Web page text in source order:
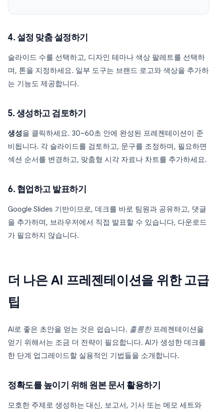
4. 설정 맞춤 설정하기
슬라이드 수를 선택하고, 디자인 테마나 색상 팔레트를 선택하
며, 톤을 지정하세요. 일부 도구는 브랜드 로고와 색상을 추가하
는 기능도 제공합니다.
5. 생성하고 검토하기
생성을 클릭하세요. 30~60초 안에 완성된 프레젠테이션이 준
비됩니다. 각 슬라이드를 검토하고, 문구를 조정하며, 필요하면
섹션 순서를 변경하고, 맞춤형 시각 자료나 차트를 추가하세요.
6. 협업하고 발표하기
Google Slides 기반이므로, 데크를 바로 팀원과 공유하고, 댓글
을 추가하며, 브라우저에서 직접 발표할 수 있습니다, 다운로드
가 필요하지 않습니다.
더 나은 AI 프레젠테이션을 위한 고급
팁
AI로 좋은 초안을 얻는 것은 쉽습니다. 훌륭한프레젠테이션을
얻기 위해서는 조금 더 전략이 필요합니다. AI가 생성한 데크를
한 단계 업그레이드할 실용적인 기법들을 소개합니다.
정확도를 높이기 위해 원본 문서 활용하기
모호한 주제로 생성하는 대신, 보고서, 기사 또는 메모 세트와